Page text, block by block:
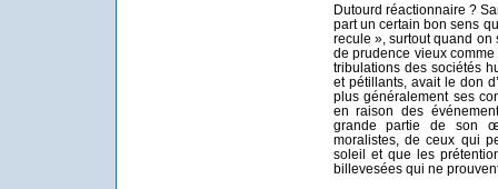
Dutourd réactionnaire ?
part un certain bon sens
recule », surtout quand on
de prudence vieux
tribulations des sociétés
et pétillants, avait le don
plus généralement ses
en raison des
grande partie de son
moralistes, de ceux qui
soleil et que les
billevesées qui ne